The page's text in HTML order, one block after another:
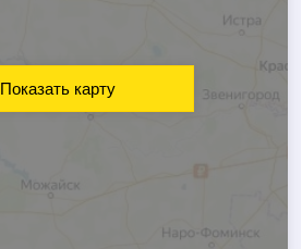
Показать карту